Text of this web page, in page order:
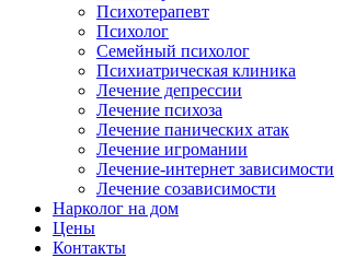
Психотерапевт
Психолог
Семейный психолог
Психиатрическая клиника
Лечение депрессии
Лечение психоза
Лечение панических атак
Лечение игромании
Лечение-интернет зависимости
Лечение созависимости
Нарколог на дом
Цены
Контакты